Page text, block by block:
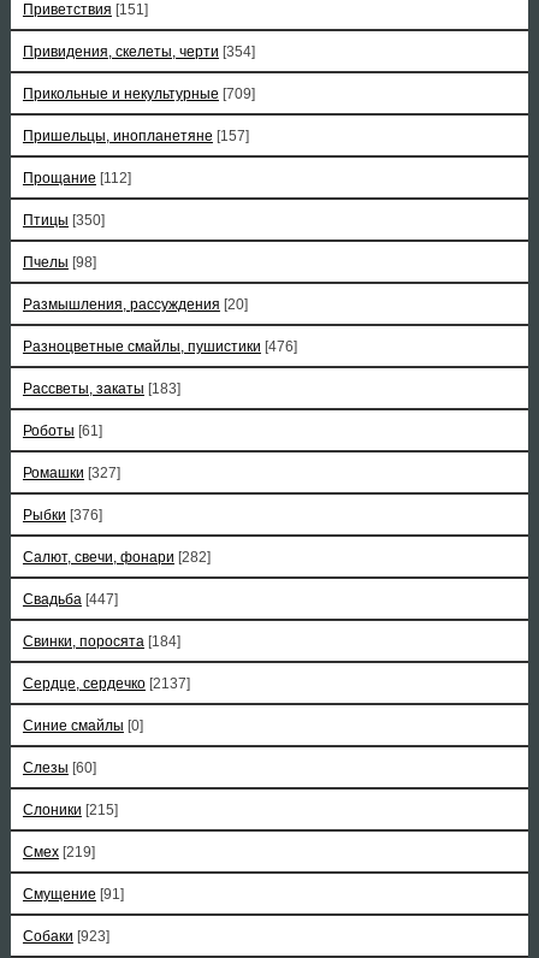
Приветствия [151]
Привидения, скелеты, черти [354]
Прикольные и некультурные [709]
Пришельцы, инопланетяне [157]
Прощание [112]
Птицы [350]
Пчелы [98]
Размышления, рассуждения [20]
Разноцветные смайлы, пушистики [476]
Рассветы, закаты [183]
Роботы [61]
Ромашки [327]
Рыбки [376]
Салют, свечи, фонари [282]
Свадьба [447]
Свинки, поросята [184]
Сердце, сердечко [2137]
Синие смайлы [0]
Слезы [60]
Слоники [215]
Смех [219]
Смущение [91]
Собаки [923]